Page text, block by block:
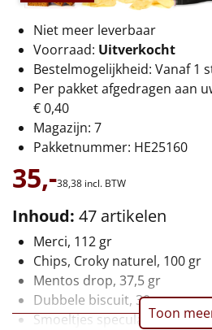
€100 en hoger
Alle kerstpakketten 2026
Thema
Origineel
Mannen
Vrouwen
Duurzaam
Niet meer leverbaar
Voorraad: Uitverkocht
Bestelmogelijkheid: Vanaf 1
Per pakket afgedragen aan
€ 0,40
Magazijn: 7
Pakketnummer: HE25160
35,-38,38 incl. BTW
Inhoud: 47 artikelen
Merci, 112 gr
Chips, Croky naturel, 100 gr
Mentos drop, 37,5 gr
Dubbele biscuit, 30 gr
Smoeltjes speculaas, 25 gr, 2
Toon